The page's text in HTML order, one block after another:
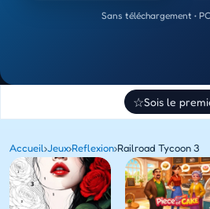
Sans téléchargement •
☆Sois le
Accueil›Jeux›Reflexion›Railroad Tycoon 3